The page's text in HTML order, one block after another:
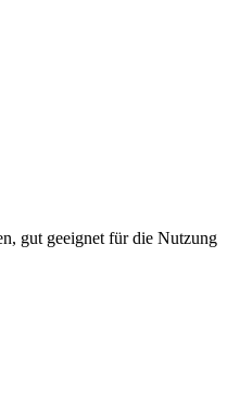
gut geeignet für die Nutzung